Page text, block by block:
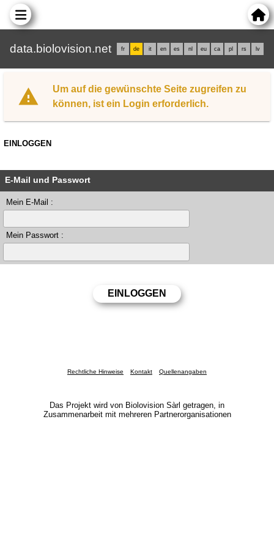
data.biolovision.net fr de it en es nl eu ca pl rs lv
Um auf die gewünschte Seite zugreifen zu
können, ist ein Login erforderlich.
EINLOGGEN
E-Mail und Passwort
Mein E-Mail :
Mein Passwort :
Rechtliche Hinweise Kontakt Quellenangaben
Das Projekt wird von Biolovision Sàrl getragen, in
Zusammenarbeit mit mehreren Partnerorganisationen